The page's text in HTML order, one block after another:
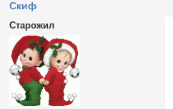
Cкиф
Старожил